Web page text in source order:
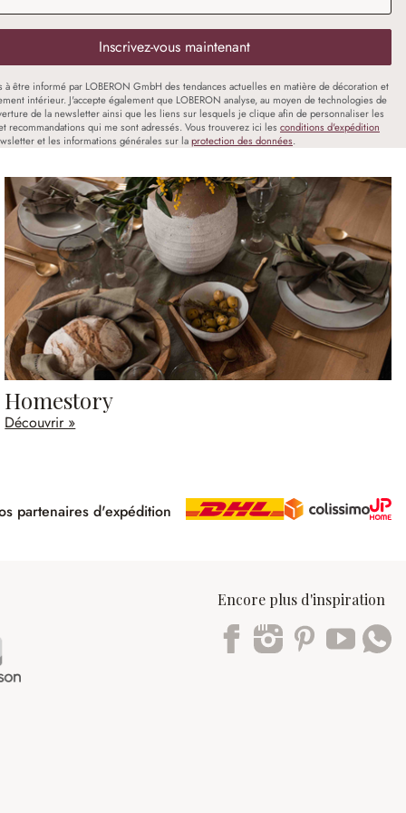
Inscrivez-vous maintenant
à être informé par LOBERON GmbH des tendances actuelles en matière de décoration et
intérieur. J'accepte également que LOBERON analyse, au moyen de technologies de
de la newsletter ainsi que les liens sur lesquels je clique afin de personnaliser les
recommandations qui me sont adressés. Vous trouverez ici les conditions d'expédition
et les informations générales sur laprotection des données.
Homestory
Découvrir »
partenaires d'expédition
Encore plus d'inspiration